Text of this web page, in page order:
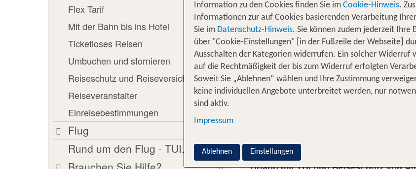
Flex Tarif
Mit der Bahn bis ins Hotel
Ticketloses Reisen
Umbuchen und stornieren
Reiseschutz und Reiseversicherung
Reiseveranstalter
Einreisebestimmungen
Flug
Rund um den Flug - TUI.com
Während der Online-Buchung wird Ihnen
den Sie direkt zu Ihrer Reise hinzubuchen
Viele Reiseversicherungen können Sie
Service Center buchen.Oder Sie
Warum ist bei jedem TUI Urlaub eine
Warum ist eine Versicherung auch
Warum ist eine Versicherung auch
Information zu den Cookies finden Sie im Cookie-Hinweis.
Informationen zur auf Cookies basierenden Verarbeitung
Sie im Datenschutz-Hinweis. Sie können zudem jederzeit Ihre
über "Cookie-Einstellungen" [in der Fußzeile der Webseite]
Ausschalten der Kategorien widerrufen. Ein solcher Widerruf
auf die Rechtmäßigkeit der bis zum Widerruf erfolgten
Soweit Sie „Ablehnen“ wählen und Ihre Zustimmung
keine individuellen Angebote unterbreitet werden, nur
sind aktiv.
Impressum
Ablehnen Einstellungen